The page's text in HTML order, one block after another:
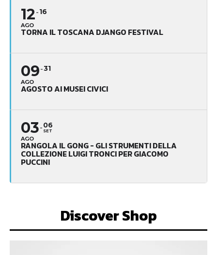
12
AGO
16
TORNA IL TOSCANA DJANGO FESTIVAL
09
AGO
31
AGOSTO AI MUSEI CIVICI
03
AGO
06
SET
RANGOLA IL GONG - GLI STRUMENTI DELLA
COLLEZIONE LUIGI TRONCI PER GIACOMO
PUCCINI
Discover Shop